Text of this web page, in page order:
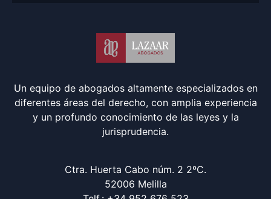
Un equipo de abogados altamente especializados en
diferentes áreas del derecho, con amplia experiencia
y un profundo conocimiento de las leyes y la
jurisprudencia.
Ctra. Huerta Cabo núm. 2 2ºC.
52006 Melilla